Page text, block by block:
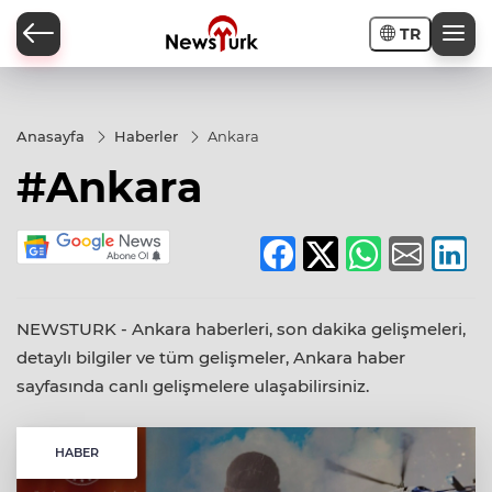
TR
Anasayfa Haberler Ankara
#Ankara
NEWSTURK - Ankara haberleri, son dakika gelişmeleri,
detaylı bilgiler ve tüm gelişmeler, Ankara haber
sayfasında canlı gelişmelere ulaşabilirsiniz.
HABER